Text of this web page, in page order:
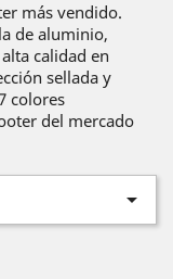
más vendido.
de aluminio,
calidad en
sellada y
colores
del mercado
